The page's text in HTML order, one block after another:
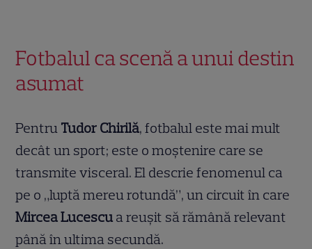
Fotbalul ca scenă a unui destin
asumat
Pentru Tudor Chirilă, fotbalul este mai mult
decât un sport; este o moștenire care se
transmite visceral. El descrie fenomenul ca
pe o „luptă mereu rotundă”, un circuit în care
Mircea Lucescu a reușit să rămână relevant
până în ultima secundă.